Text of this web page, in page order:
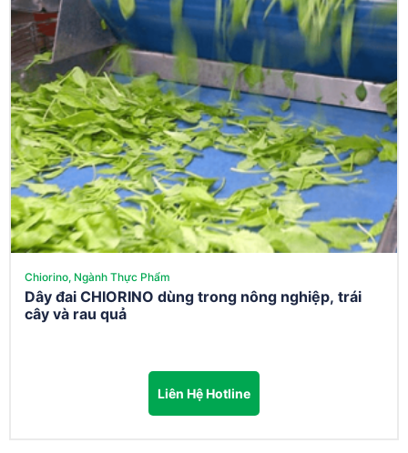
Chiorino, Ngành Thực Phẩm
Dây đai CHIORINO dùng trong nông nghiệp, trái
cây và rau quả
Liên Hệ Hotline